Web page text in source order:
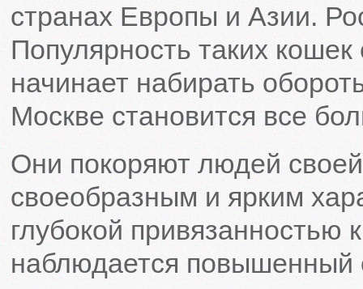
странах Европы и Азии.
Популярность таких
начинает набирать
Москве становится все
Они покоряют людей своей
своеобразным и ярким
глубокой привязанностью
наблюдается повышенный